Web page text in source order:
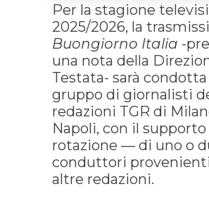
Per la stagione
2025/2026, la
Buongiorno Italia -
una nota della
Testata- sarà
gruppo di giornalisti
redazioni TGR di
Napoli, con il
rotazione — di uno o
conduttori
altre redazioni.